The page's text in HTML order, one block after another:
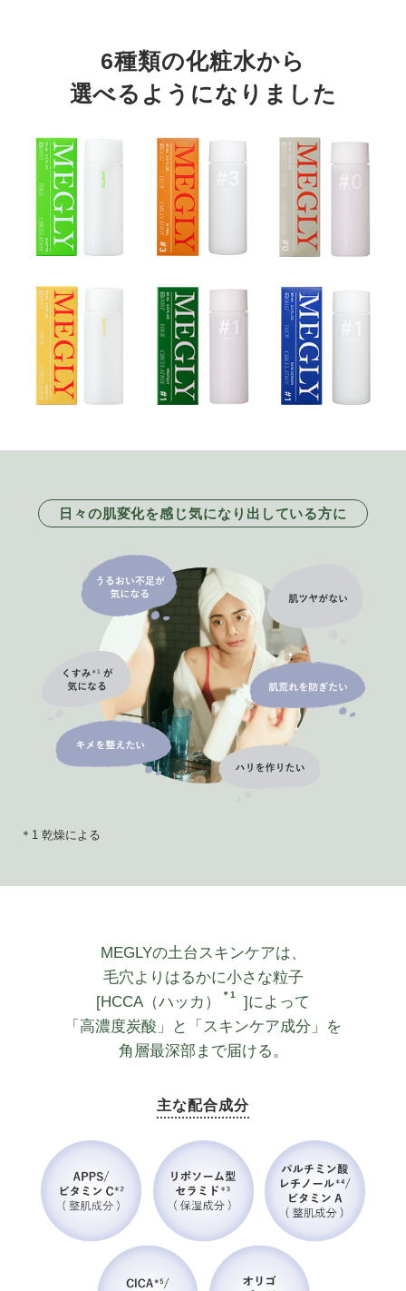
6種類の化粧水から
選べるようになりました
日々の肌変化を感じ気になり出している方に
＊1 乾燥による
MEGLYの土台スキンケアは、
毛穴よりはるかに小さな粒子
[HCCA（ハッカ）
＊1
]によって
「高濃度炭酸」と「スキンケア成分」を
角層最深部まで届ける。
主な配合成分